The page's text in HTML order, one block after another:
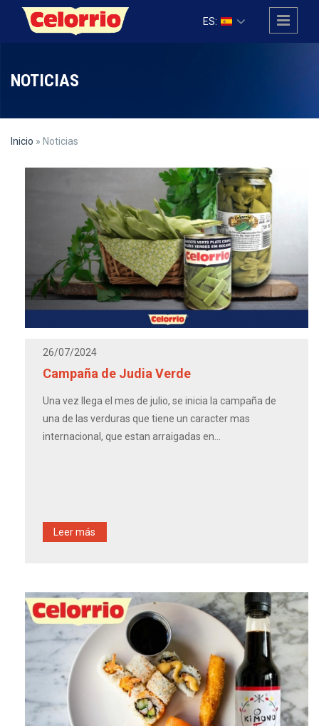
Pasar al contenido principal
ES:
NOTICIAS
Inicio » Noticias
26/07/2024
Campaña de Judia Verde
Una vez llega el mes de julio, se inicia la campaña de
una de las verduras que tiene un caracter mas
internacional, que estan arraigadas en...
Leer más